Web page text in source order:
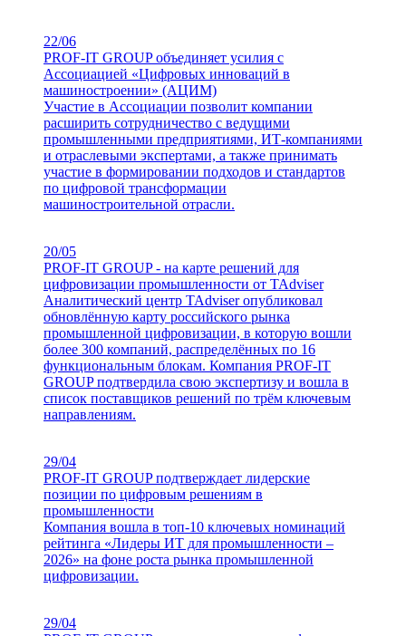
22/06
PROF-IT GROUP объединяет усилия с
Ассоциацией «Цифровых инноваций в
машиностроении» (АЦИМ)
Участие в Ассоциации позволит компании
расширить сотрудничество с ведущими
промышленными предприятиями, ИТ-компаниями
и отраслевыми экспертами, а также принимать
участие в формировании подходов и стандартов
по цифровой трансформации
машиностроительной отрасли.
20/05
PROF-IT GROUP - на карте решений для
цифровизации промышленности от TAdviser
Аналитический центр TAdviser опубликовал
обновлённую карту российского рынка
промышленной цифровизации, в которую вошли
более 300 компаний, распределённых по 16
функциональным блокам. Компания PROF-IT
GROUP подтвердила свою экспертизу и вошла в
список поставщиков решений по трём ключевым
направлениям.
29/04
PROF-IT GROUP подтверждает лидерские
позиции по цифровым решениям в
промышленности
Компания вошла в топ-10 ключевых номинаций
рейтинга «Лидеры ИТ для промышленности –
2026» на фоне роста рынка промышленной
цифровизации.
29/04